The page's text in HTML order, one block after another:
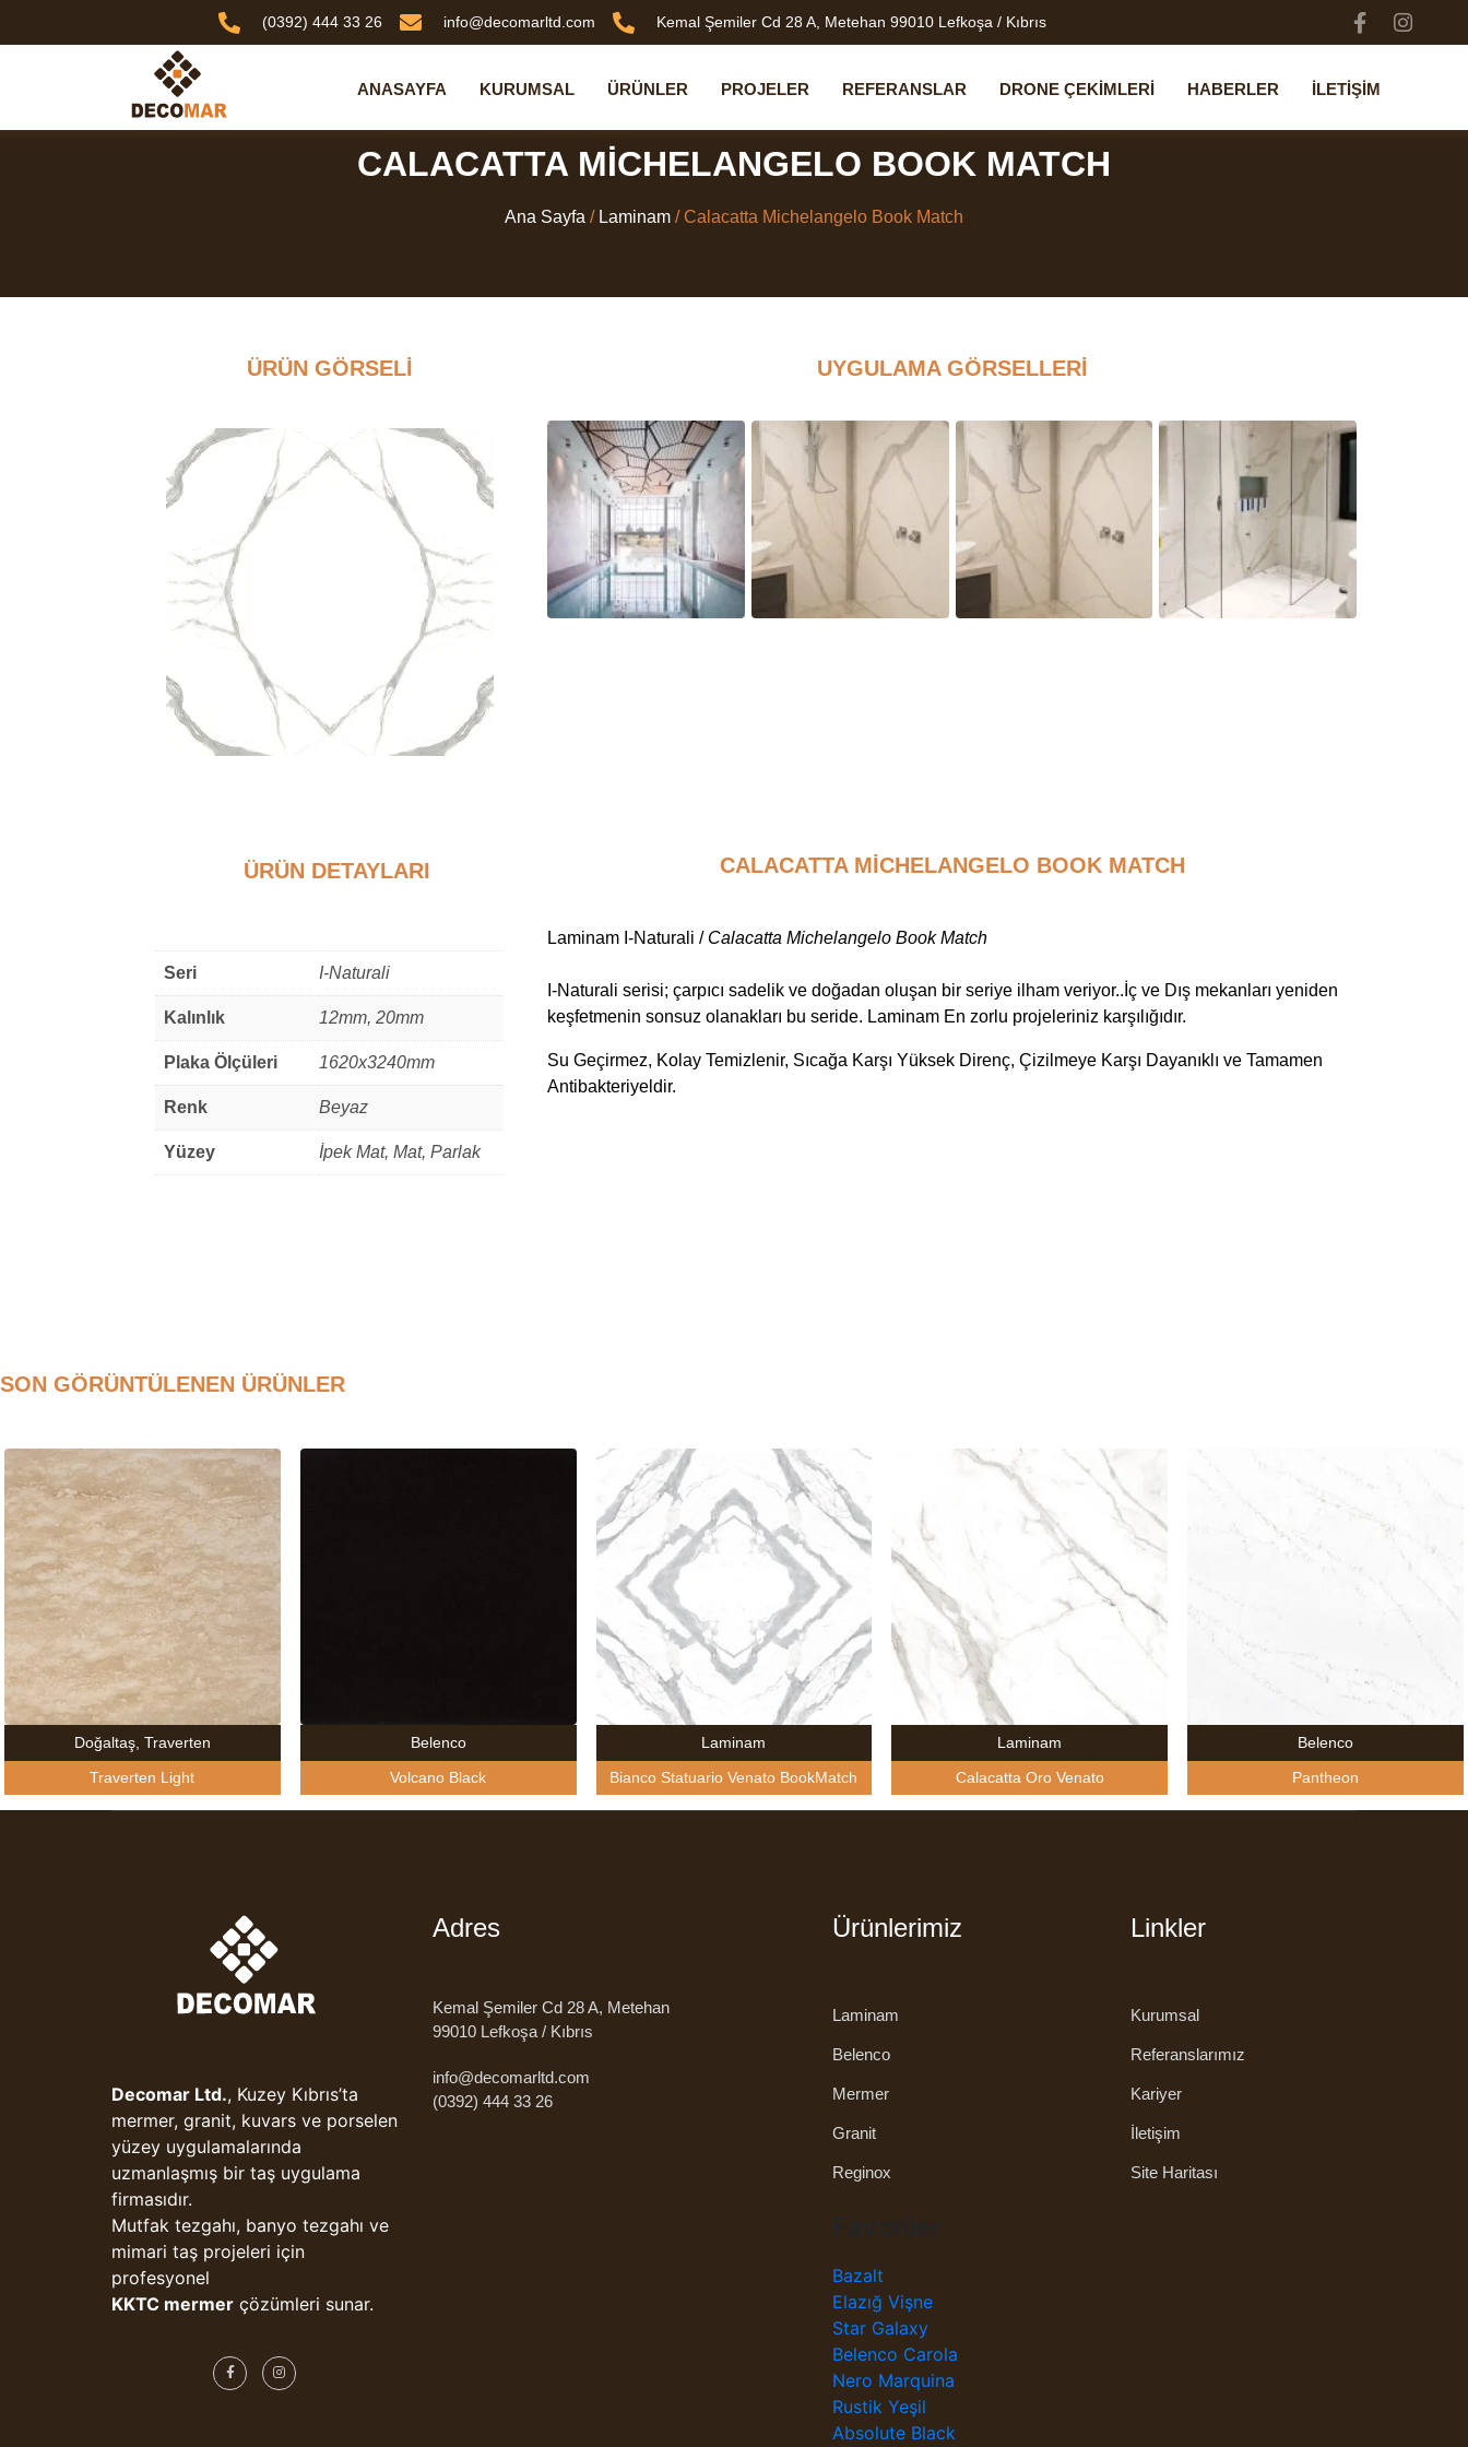
(0392) 444 33 26 info@decomarltd.com Kemal Şemiler Cd 28 A, Metehan 99010 Lefkoşa / Kıbrıs
ANASAYFA KURUMSAL ÜRÜNLER PROJELER REFERANSLAR DRONE ÇEKİMLERİ HABERLER İLETİŞİM
CALACATTA MICHELANGELO BOOK MATCH
Ana Sayfa / Laminam / Calacatta Michelangelo Book Match
ÜRÜN GÖRSELI UYGULAMA GÖRSELLERİ
ÜRÜN DETAYLARI
Seri I-Naturali
Kalınlık 12mm, 20mm
Plaka Ölçüleri 1620x3240mm
Renk Beyaz
Yüzey İpek Mat, Mat, Parlak
CALACATTA MICHELANGELO BOOK MATCH
Laminam I-Naturali / Calacatta Michelangelo Book Match
I-Naturali serisi; çarpıcı sadelik ve doğadan oluşan bir seriye ilham veriyor..İç ve Dış mekanları yeniden
keşfetmenin sonsuz olanakları bu seride. Laminam En zorlu projeleriniz karşılığıdır.
Su Geçirmez, Kolay Temizlenir, Sıcağa Karşı Yüksek Direnç, Çizilmeye Karşı Dayanıklı ve Tamamen
Antibakteriyeldir.
SON GÖRÜNTÜLENEN ÜRÜNLER
Doğaltaş, Traverten
Traverten Light
Belenco
Volcano Black
Laminam
Bianco Statuario Venato BookMatch
Laminam
Calacatta Oro Venato
Belenco
Pantheon
Decomar Ltd., Kuzey Kıbrıs’ta
mermer, granit, kuvars ve porselen
yüzey uygulamalarında
uzmanlaşmış bir taş uygulama
firmasıdır.
Mutfak tezgahı, banyo tezgahı ve
mimari taş projeleri için
profesyonel
KKTC mermer çözümleri sunar.
Adres
Kemal Şemiler Cd 28 A, Metehan
99010 Lefkoşa / Kıbrıs
info@decomarltd.com
(0392) 444 33 26
Ürünlerimiz
Laminam
Belenco
Mermer
Granit
Reginox
Bazalt
Elazığ Vişne
Star Galaxy
Belenco Carola
Nero Marquina
Rustik Yeşil
Absolute Black
Linkler
Kurumsal
Referanslarımız
Kariyer
İletişim
Site Haritası